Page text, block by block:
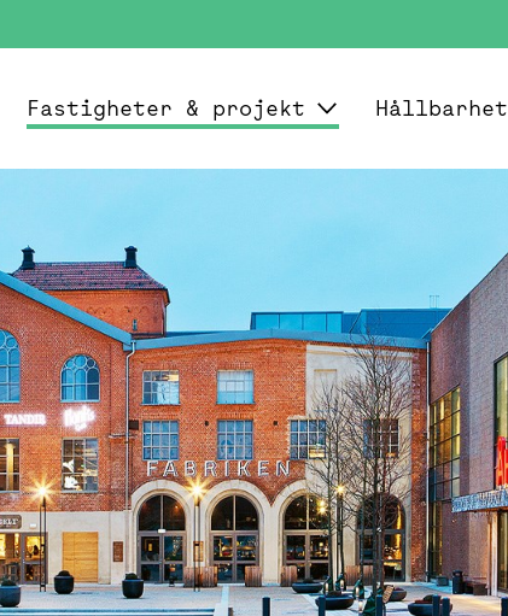
Fastigheter & projekt Hållbarhet